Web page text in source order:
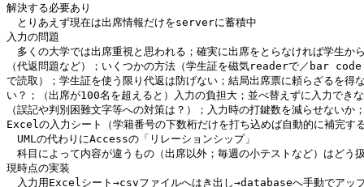
解決する必要あり
とりあえず現在は出席情報だけをserverに蓄積中
入力の問題
多くの大学では出席重視と思われる；確実に出席をとらなければ学生か
（代返問題など）；いくつかの方法（学生証を磁気readerで／bar
で読取）；学生証を使う限り代返は防げない；結局出席票に頼らざるを得
い？；（出席が100名を超えると）入力の負担大；並べ替えずに入力でき
（誤記や判別困難文字等への対策は？）；入力時の打鍵数を減らせないか
Excelの入力シート（学籍番号の下数桁だけを打ち込めば自動的に補完す
UMLの代わりにAccessの「リレーションシップ」
科目によって内容が違うもの（出席以外；毎週の小テストなど）はどう
現時点の実装
入力用Excelシート→csvファイルへはき出し→databaseへ手動でアッ